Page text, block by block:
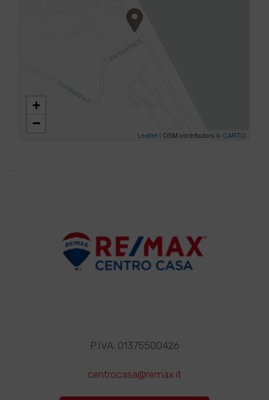
+
−
Leaflet| OSM contributors ©CARTO
P.IVA: 01375500426
centrocasa@remax.it